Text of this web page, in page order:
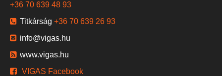
+36 70 639 48 93
Titkárság +36 70 639 26 93
info@vigas.hu
www.vigas.hu
VIGAS Facebook